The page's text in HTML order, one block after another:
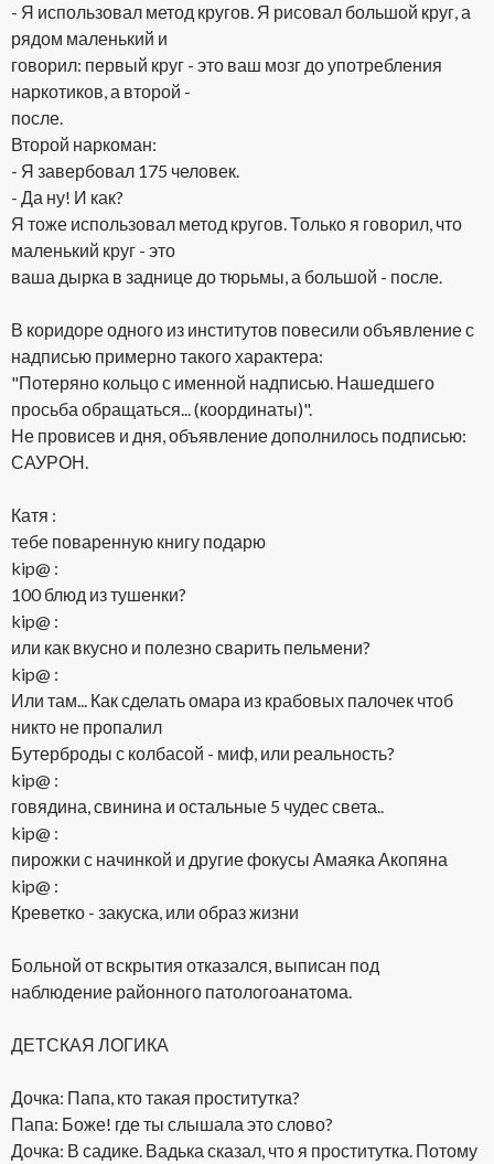
- Я использовал метод кругов. Я рисовал большой круг, а
рядом маленький и
говорил: первый круг - это ваш мозг до употребления
наркотиков, а второй -
после.
Второй наркоман:
- Я завербовал 175 человек.
- Да ну! И как?
Я тоже использовал метод кругов. Только я говорил, что
маленький круг - это
ваша дырка в заднице до тюрьмы, а большой - после.
В коридоре одного из институтов повесили объявление с
надписью примерно такого характера:
"Потеряно кольцо с именной надписью. Нашедшего
просьба обращаться... (координаты)".
Не провисев и дня, объявление дополнилось подписью:
САУРОН.
Катя :
тебе поваренную книгу подарю
kip@ :
100 блюд из тушенки?
kip@ :
или как вкусно и полезно сварить пельмени?
kip@ :
Или там... Как сделать омара из крабовых палочек чтоб
никто не пропалил
Бутерброды с колбасой - миф, или реальность?
kip@ :
говядина, свинина и остальные 5 чудес света..
kip@ :
пирожки с начинкой и другие фокусы Амаяка Акопяна
kip@ :
Креветко - закуска, или образ жизни
Больной от вскрытия отказался, выписан под
наблюдение районного патологоанатома.
ДЕТСКАЯ ЛОГИКА
Дочка: Папа, кто такая проститутка?
Папа: Боже! где ты слышала это слово?
Дочка: В садике. Вадька сказал, что я проститутка. Потому